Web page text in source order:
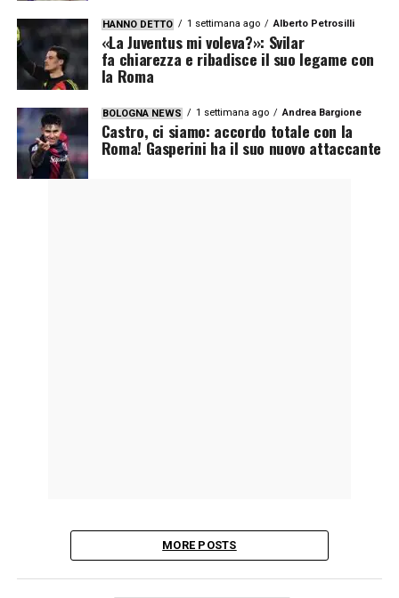
HANNO DETTO 1 settimana ago Alberto Petrosilli
«La Juventus mi voleva?»: Svilar
fa chiarezza e ribadisce il suo legame con
la Roma
BOLOGNA NEWS 1 settimana ago Andrea Bargione
Castro, ci siamo: accordo totale con la
Roma! Gasperini ha il suo nuovo attaccante
MORE POSTS